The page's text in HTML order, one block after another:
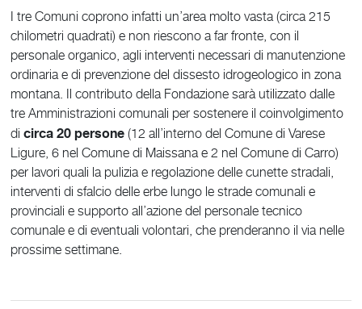
I tre Comuni coprono infatti un’area molto vasta (circa 215
chilometri quadrati) e non riescono a far fronte, con il
personale organico, agli interventi necessari di manutenzione
ordinaria e di prevenzione del dissesto idrogeologico in zona
montana. Il contributo della Fondazione sarà utilizzato dalle
tre Amministrazioni comunali per sostenere il coinvolgimento
dicirca 20 persone (12 all’interno del Comune di Varese
Ligure, 6 nel Comune di Maissana e 2 nel Comune di Carro)
per lavori quali la pulizia e regolazione delle cunette stradali,
interventi di sfalcio delle erbe lungo le strade comunali e
provinciali e supporto all’azione del personale tecnico
comunale e di eventuali volontari, che prenderanno il via nelle
prossime settimane.